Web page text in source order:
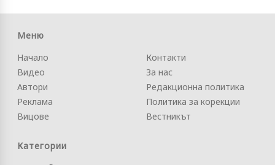
Меню
Начало
Видео
Автори
Реклама
Вицове
Контакти
За нас
Редакционна политика
Политика за корекции
Вестникът
Категории